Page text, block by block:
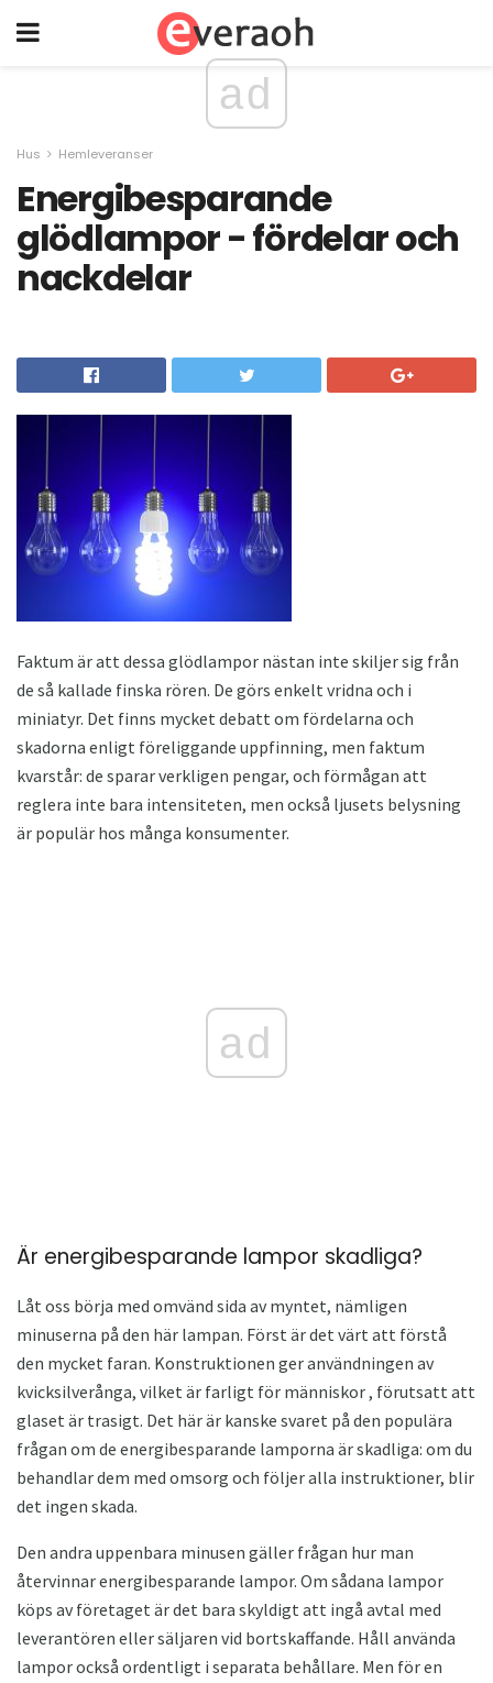
ad
Hus Hemleveranser
Energibesparande
glödlampor - fördelar och
nackdelar
Faktum är att dessa glödlampor nästan inte skiljer sig från
de så kallade finska rören. De görs enkelt vridna och i
miniatyr. Det finns mycket debatt om fördelarna och
skadorna enligt föreliggande uppfinning, men faktum
kvarstår: de sparar verkligen pengar, och förmågan att
reglera inte bara intensiteten, men också ljusets belysning
är populär hos många konsumenter.
ad
Är energibesparande lampor skadliga?
Låt oss börja med omvänd sida av myntet, nämligen
minuserna på den här lampan. Först är det värt att förstå
den mycket faran. Konstruktionen ger användningen av
kvicksilverånga, vilket är farligt för människor , förutsatt att
glaset är trasigt. Det här är kanske svaret på den populära
frågan om de energibesparande lamporna är skadliga: om du
behandlar dem med omsorg och följer alla instruktioner, blir
det ingen skada.
Den andra uppenbara minusen gäller frågan hur man
återvinnar energibesparande lampor. Om sådana lampor
köps av företaget är det bara skyldigt att ingå avtal med
leverantören eller säljaren vid bortskaffande. Håll använda
lampor också ordentligt i separata behållare. Men för en